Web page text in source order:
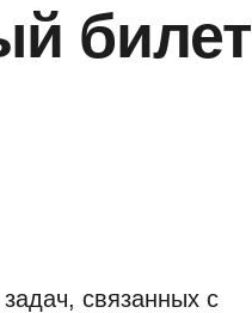
билет
связанных с